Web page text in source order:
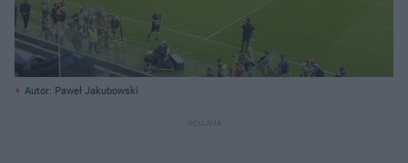
Autor: Paweł Jakubowski